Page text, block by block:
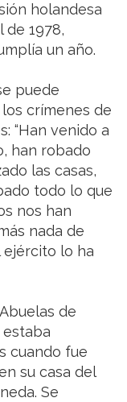
holandesa
1978,
un año.
puede
crímenes de
“Han venido a
han robado
las casas,
todo lo que
nos han
nada de
ejército lo ha
de
estaba
cuando fue
su casa del
Se